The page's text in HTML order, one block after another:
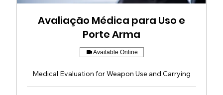
Avaliação Médica para Uso e
Porte Arma
Available Online
Medical Evaluation for Weapon Use and Carrying